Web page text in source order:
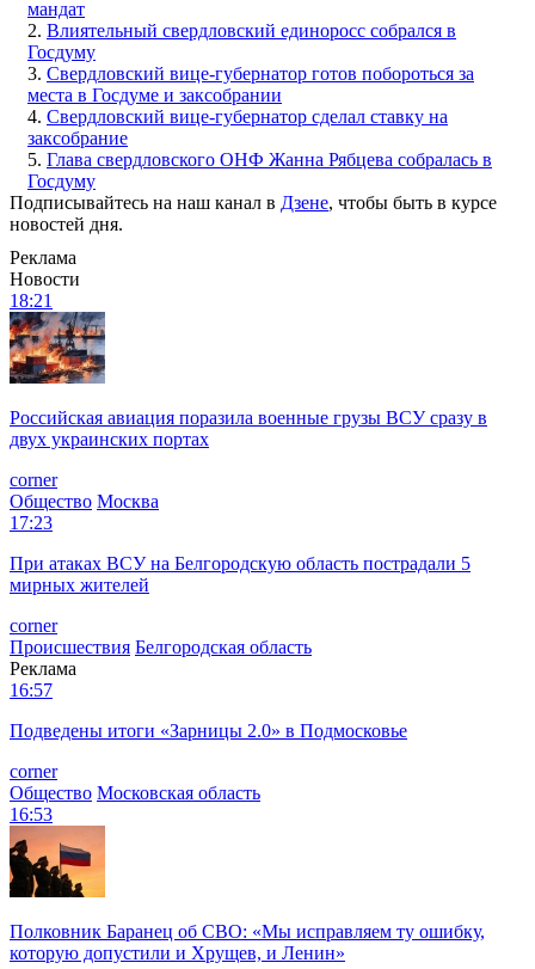
мандат
2. Влиятельный свердловский единоросс собрался в
Госдуму
3. Свердловский вице-губернатор готов побороться за
места в Госдуме и заксобрании
4. Свердловский вице-губернатор сделал ставку на
заксобрание
5. Глава свердловского ОНФ Жанна Рябцева собралась в
Госдуму
Подписывайтесь на наш канал в Дзене, чтобы быть в курсе
новостей дня.
Реклама
Новости
18:21
Российская авиация поразила военные грузы ВСУ сразу в
двух украинских портах
corner
Общество Москва
17:23
При атаках ВСУ на Белгородскую область пострадали 5
мирных жителей
corner
Происшествия Белгородская область
Реклама
16:57
Подведены итоги «Зарницы 2.0» в Подмосковье
corner
Общество Московская область
16:53
Полковник Баранец об СВО: «Мы исправляем ту ошибку,
которую допустили и Хрущев, и Ленин»